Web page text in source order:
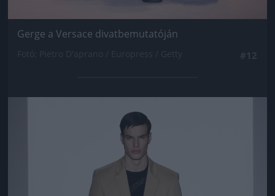
Gerge a Versace divatbemutatóján
Jön még kép!